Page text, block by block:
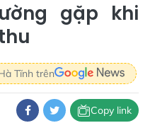
gặp khi
Tĩnh trên
Copy link